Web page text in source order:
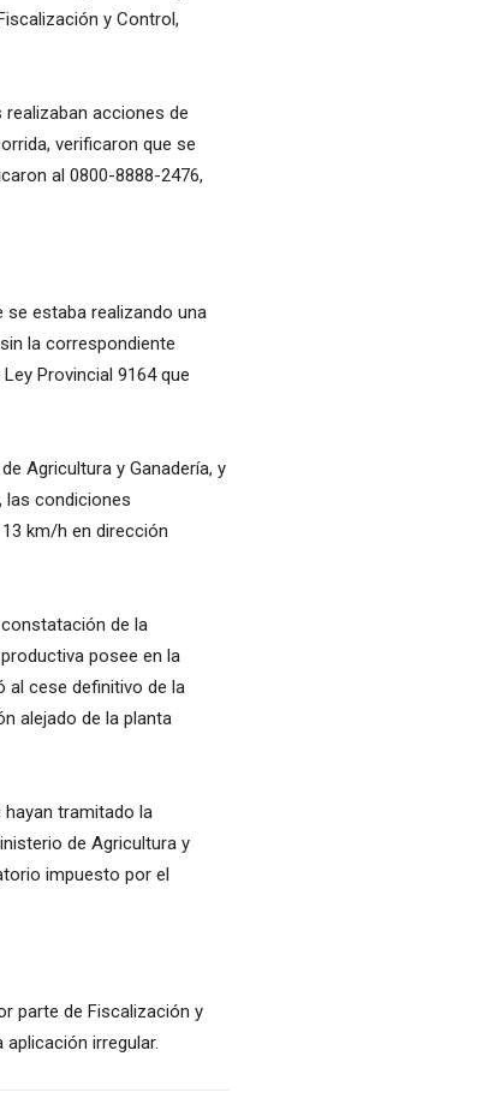
y Control,
acciones de
verificaron que se
al 0800-8888-2476,
estaba realizando una
la correspondiente
Provincial 9164 que
Agricultura y Ganadería, y
las condiciones
km/h en dirección
de la
posee en la
al cese definitivo de la
alejado de la planta
tramitado la
de Agricultura y
impuesto por el
parte de Fiscalización y
irregular.